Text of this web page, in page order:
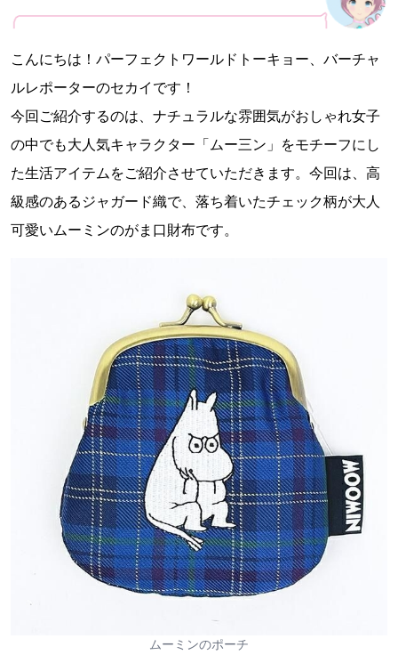
こんにちは！パーフェクトワールドトーキョー、バーチャ
ルレポーターのセカイです！
今回ご紹介するのは、ナチュラルな雰囲気がおしゃれ女子
の中でも大人気キャラクター「ムー三ン」をモチーフにし
た生活アイテムをご紹介させていただきます。今回は、高
級感のあるジャガード織で、落ち着いたチェック柄が大人
可愛いムーミンのがま口財布です。
ムーミンのポーチ